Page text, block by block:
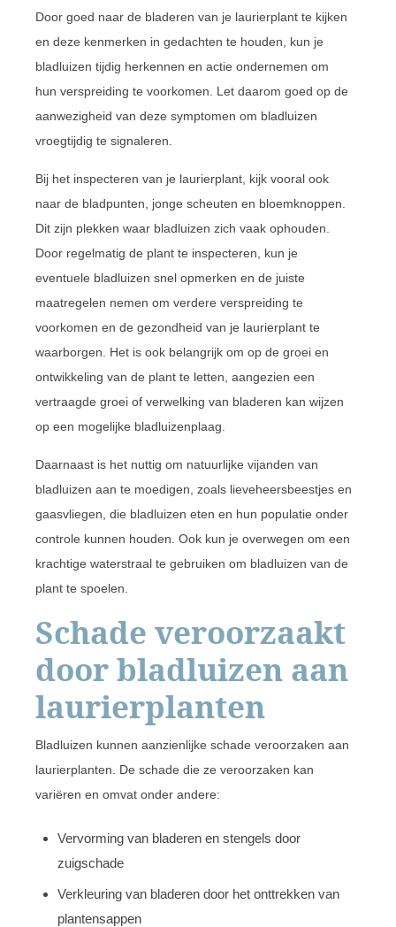
Door goed naar de bladeren van je laurierplant te kijken
en deze kenmerken in gedachten te houden, kun je
bladluizen tijdig herkennen en actie ondernemen om
hun verspreiding te voorkomen. Let daarom goed op de
aanwezigheid van deze symptomen om bladluizen
vroegtijdig te signaleren.
Bij het inspecteren van je laurierplant, kijk vooral ook
naar de bladpunten, jonge scheuten en bloemknoppen.
Dit zijn plekken waar bladluizen zich vaak ophouden.
Door regelmatig de plant te inspecteren, kun je
eventuele bladluizen snel opmerken en de juiste
maatregelen nemen om verdere verspreiding te
voorkomen en de gezondheid van je laurierplant te
waarborgen. Het is ook belangrijk om op de groei en
ontwikkeling van de plant te letten, aangezien een
vertraagde groei of verwelking van bladeren kan wijzen
op een mogelijke bladluizenplaag.
Daarnaast is het nuttig om natuurlijke vijanden van
bladluizen aan te moedigen, zoals lieveheersbeestjes en
gaasvliegen, die bladluizen eten en hun populatie onder
controle kunnen houden. Ook kun je overwegen om een
krachtige waterstraal te gebruiken om bladluizen van de
plant te spoelen.
Schade veroorzaakt
door bladluizen aan
laurierplanten
Bladluizen kunnen aanzienlijke schade veroorzaken aan
laurierplanten. De schade die ze veroorzaken kan
variëren en omvat onder andere:
Vervorming van bladeren en stengels door
zuigschade
Verkleuring van bladeren door het onttrekken van
plantensappen